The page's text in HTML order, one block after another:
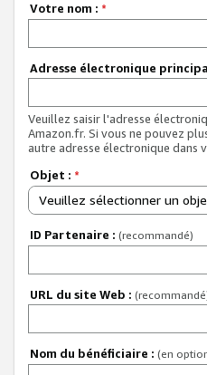
Votre nom : *
Adresse électronique
Veuillez saisir l'adresse
Amazon.fr. Si vous ne pouvez
autre adresse électronique dans
Objet : *
Veuillez sélectionner un
ID Partenaire : (recommandé)
URL du site Web :
Nom du bénéficiaire : (en